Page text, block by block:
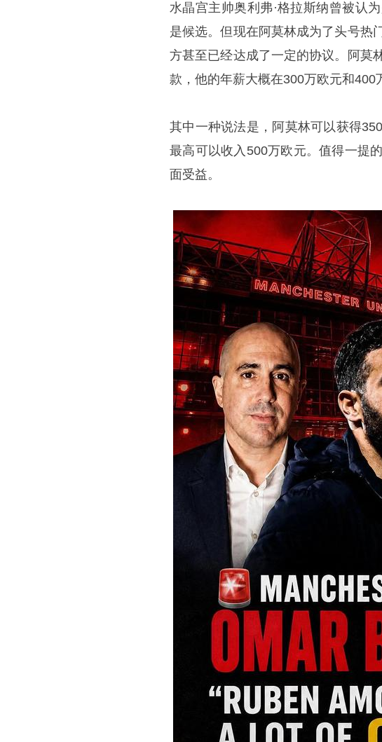
水晶宫主帅奥利弗·格拉斯纳曾被认
是候选。但现在阿莫林成为了头号热
方甚至已经达成了一定的协议。阿莫
款，他的年薪大概在300万欧元和400
其中一种说法是，阿莫林可以获得
最高可以收入500万欧元。值得一提
面受益。